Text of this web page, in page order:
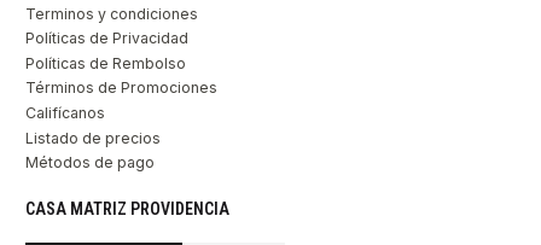
Terminos y condiciones
Políticas de Privacidad
Políticas de Rembolso
Términos de Promociones
Califícanos
Listado de precios
Métodos de pago
CASA MATRIZ PROVIDENCIA